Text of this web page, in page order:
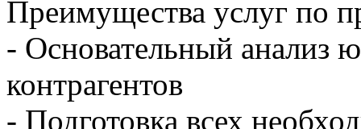
Преимущества услуг по
- Основательный анализ
контрагентов
- Подготовка всех